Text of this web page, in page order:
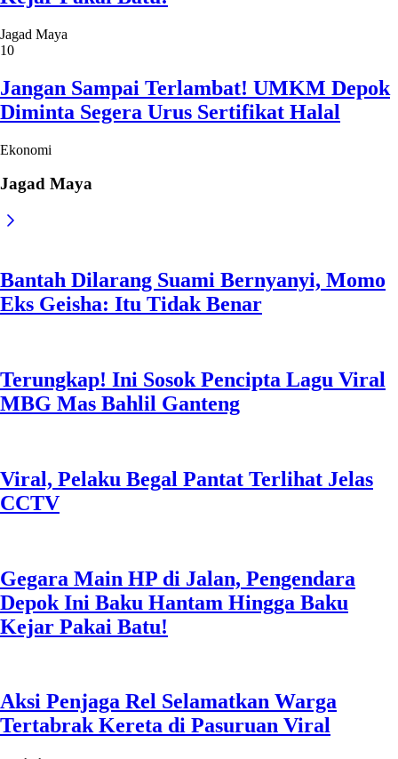
Bantah Dilarang Suami Bernyanyi, Momo
Eks Geisha: Itu Tidak Benar
Terungkap! Ini Sosok Pencipta Lagu Viral
MBG Mas Bahlil Ganteng
Viral, Pelaku Begal Pantat Terlihat Jelas
Kejar Pakai Batu!
Tertabrak Kereta di Pasuruan Viral
Opini
Menambal Bocor PAD Depok: Saatnya
Satgas Akar Rumput Supian-Chandra
Bergerak
Boy Rivalino